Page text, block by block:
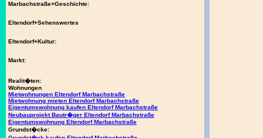
Marbachstraße+Geschichte:
Eltendorf+Sehenswertes
Eltendorf+Kultur:
Markt:
Realit�ten:
Wohnungen
Mietwohnungen Eltendorf Marbachstraße
Mietwohnung mieten Eltendorf Marbachstraße
Eigentumswohnung kaufen Eltendorf Marbachstraße
Neubauprojekt Bautr�ger Eltendorf Marbachstraße
Eigentumswohnung Eltendorf Marbachstraße
Grundst�cke: